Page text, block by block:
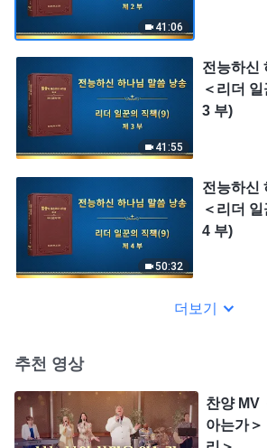
41:06
41:55
전능하신
＜리더
3 부)
50:32
전능하신
＜리더
4 부)
더보기
추천 영상
찬양 MV
아는가